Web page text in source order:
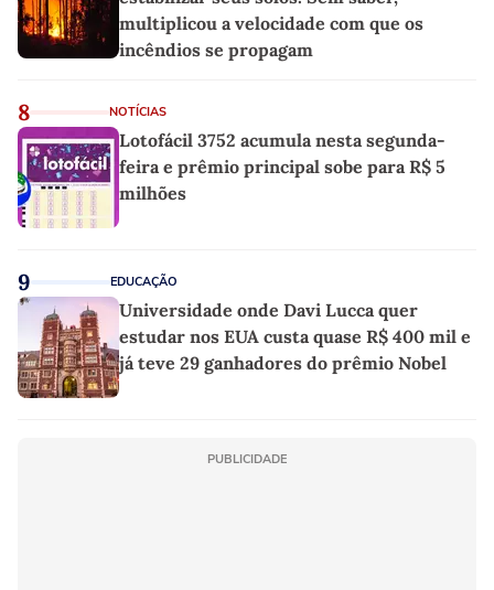
multiplicou a velocidade com que os
incêndios se propagam
8 NOTÍCIAS
Lotofácil 3752 acumula nesta segunda-
feira e prêmio principal sobe para R$ 5
milhões
9 EDUCAÇÃO
Universidade onde Davi Lucca quer
estudar nos EUA custa quase R$ 400 mil e
já teve 29 ganhadores do prêmio Nobel
PUBLICIDADE